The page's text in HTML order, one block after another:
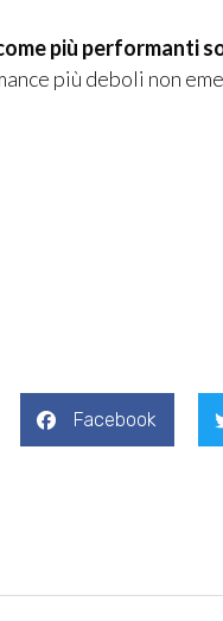
più performanti
più deboli non
Facebook